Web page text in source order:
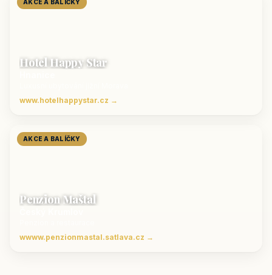
AKCE A BALÍČKY
Hotel Happy Star
www.hotelhappystar.cz →
AKCE A BALÍČKY
Penzion Maštal
wwww.penzionmastal.satlava.cz →